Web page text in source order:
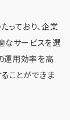
っており、企業
なサービスを選
運用効率を高
ことができま